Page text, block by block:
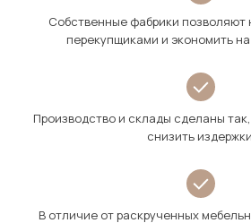
Собственные фабрики позволяют
перекупщиками и экономить
Производство и склады сделаны
снизить
В отличие от раскрученных